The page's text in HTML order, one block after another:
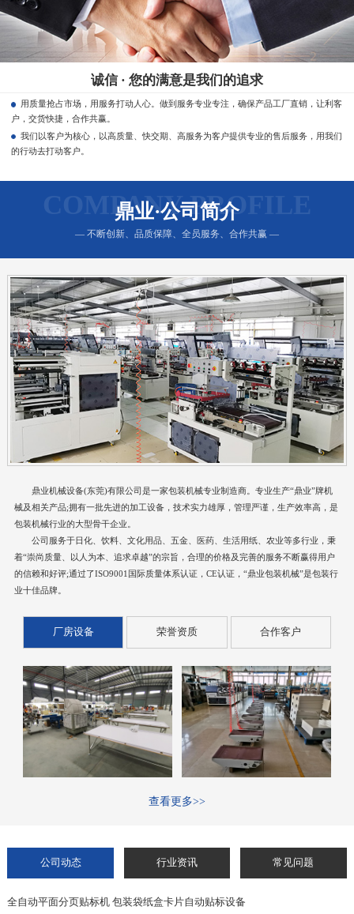
诚信 · 您的满意是我们的追求
用质量抢占市场，用服务打动人心。做到服务专业专注，确保产品工厂直销，让利客
户，交货快捷，合作共赢。
我们以客户为核心，以高质量、快交期、高服务为客户提供专业的售后服务，用我们
的行动去打动客户。
COMPANY PROFILE
鼎业·公司简介
— 不断创新、品质保障、全员服务、合作共赢 —
鼎业机械设备(东莞)有限公司是一家包装机械专业制造商。专业生产“鼎业”牌机
械及相关产品;拥有一批先进的加工设备，技术实力雄厚，管理严谨，生产效率高，是
包装机械行业的大型骨干企业。
公司服务于日化、饮料、文化用品、五金、医药、生活用纸、农业等多行业，秉
着“崇尚质量、以人为本、追求卓越”的宗旨，合理的价格及完善的服务不断赢得用户
的信赖和好评;通过了ISO9001国际质量体系认证，CE认证，“鼎业包装机械”是包装行
业十佳品牌。
厂房设备 荣誉资质 合作客户
查看更多>>
公司动态 行业资讯 常见问题
全自动平面分页贴标机 包装袋纸盒卡片自动贴标设备